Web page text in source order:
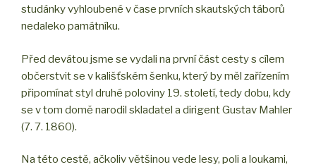
studánky vyhloubené v čase prvních skautských táborů
nedaleko památníku.
Před devátou jsme se vydali na první část cesty s cílem
občerstvit se v kališťském šenku, který by měl zařízením
připomínat styl druhé poloviny 19. století, tedy dobu, kdy
se v tom domě narodil skladatel a dirigent Gustav Mahler
(7. 7. 1860).
Na této cestě, ačkoliv většinou vede lesy, poli a loukami,